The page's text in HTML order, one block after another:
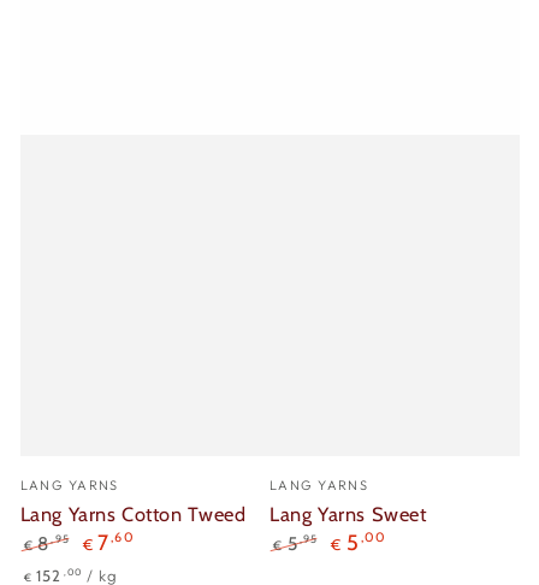
Verkäufer/in:
LANG YARNS
Lang Yarns Cotton Tweed
Regulärer
€ 8,95
Verkaufspreis
€ 7,60
Stückpreis
€ 152 ,00 / pro
kg
Verkäufer/in:
LANG YARNS
Lang Yarns Sweet
€ 5,95 € 5 ,00